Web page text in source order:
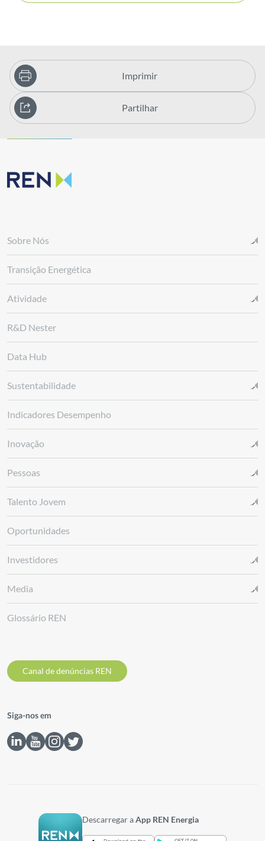
Imprimir
Partilhar
Sobre Nós
Transição Energética
Atividade
R&D Nester
Data Hub
Sustentabilidade
Indicadores Desempenho
Inovação
Pessoas
Talento Jovem
Oportunidades
Investidores
Media
Glossário REN
Canal de denúncias REN
Siga-nos em
Descarregar aApp REN Energia